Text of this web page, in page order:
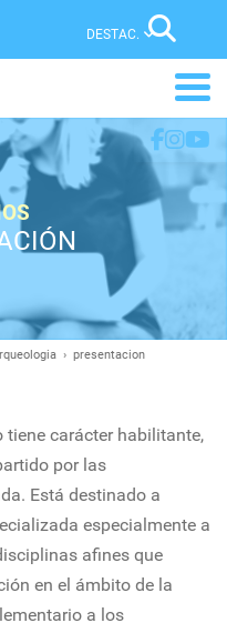
presentacion
tiene carácter habilitante,
por las
Está destinado a
especialmente a
afines que
en el ámbito de la
a los